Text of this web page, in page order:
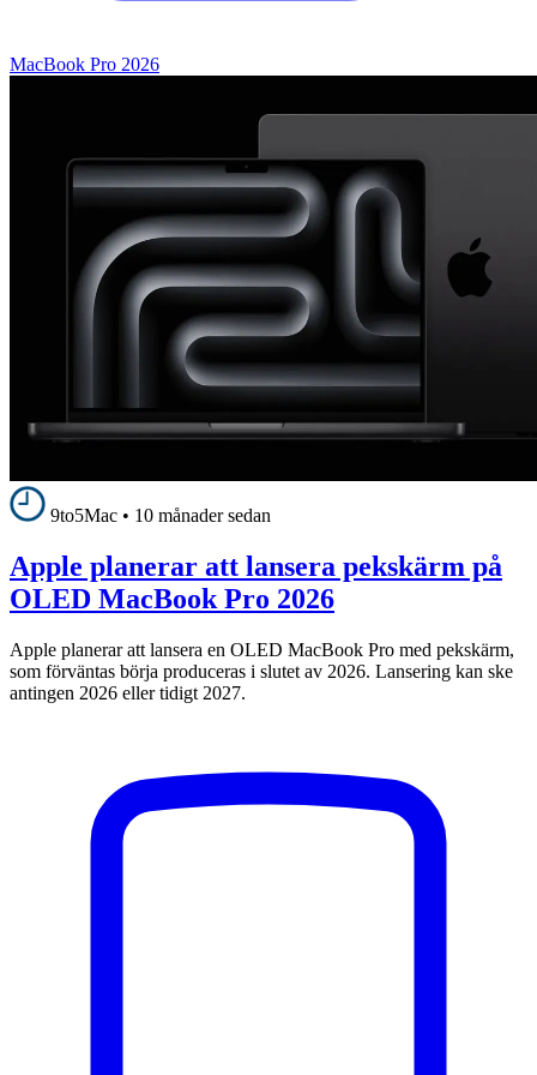
MacBook Pro 2026
9to5Mac • 10 månader sedan
Apple planerar att lansera pekskärm på
OLED MacBook Pro 2026
Apple planerar att lansera en OLED MacBook Pro med pekskärm,
som förväntas börja produceras i slutet av 2026. Lansering kan ske
antingen 2026 eller tidigt 2027.